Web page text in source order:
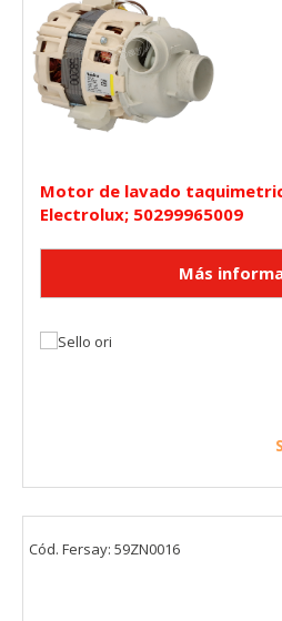
Motor de lavado
Electrolux; 50299965009
Cód. Fersay: 59ZN0016